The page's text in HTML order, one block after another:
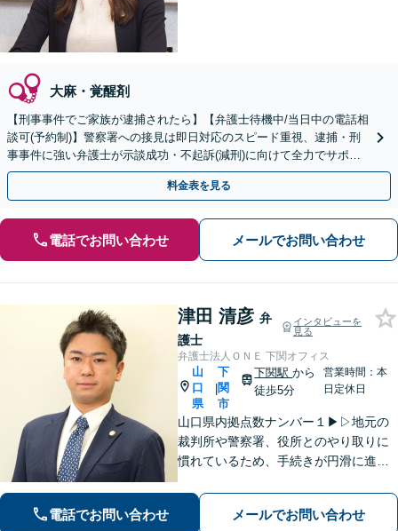
大麻・覚醒剤
【刑事事件でご家族が逮捕されたら】【弁護士待機中/当日中の電話相
談可(予約制)】警察署への接見は即日対応のスピード重視、逮捕・刑
事事件に強い弁護士が示談成功・不起訴(減刑)に向けて全力でサポー
トします。【加害者側の相談専門】
料金表を見る
電話でお問い合わせ メールでお問い合わせ
津田 清彦 弁
護士
インタビューを
見る
弁護士法人ＯＮＥ 下関オフィス
山
口
県
|
下
関
市
下関駅から
徒歩5分
営業時間：本
日定休日
山口県内拠点数ナンバー１▶︎▷地元の
裁判所や警察署、役所とのやり取りに
慣れているため、手続きが円滑に進み
ことで、仕事帰りや急な事態でも相談
に行きやすくなります。法律トラブル
電話でお問い合わせ メールでお問い合わせ